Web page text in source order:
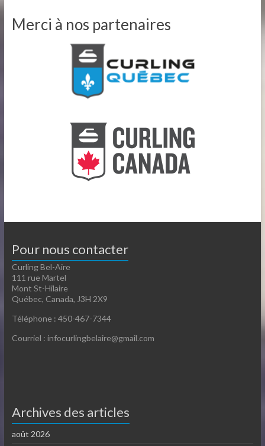
Merci à nos partenaires
Pour nous contacter
Curling Bel-Aire
111 rue Martel
Mont St-Hilaire
Québec, Canada, J3H 2X9
Téléphone : 450-467-7344
Courriel : infocurlingbelaire@gmail.com
Archives des articles
août 2026